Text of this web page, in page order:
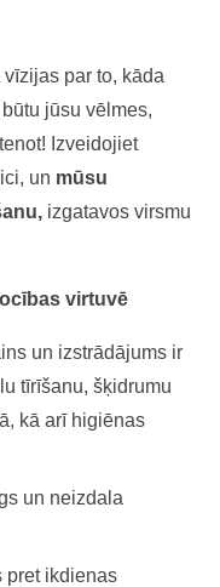
par to, kāda
jūsu vēlmes,
Izveidojiet
un mūsu
izgatavos virsmu
virtuvē
un izstrādājums ir
tīrīšanu, šķidrumu
kā arī higiēnas
un neizdala
pret ikdienas